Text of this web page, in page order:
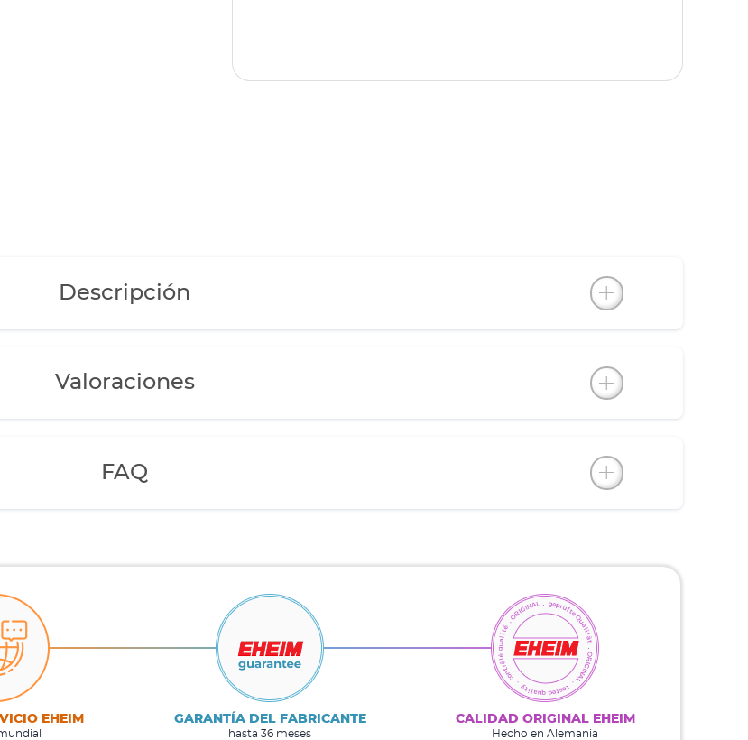
Descripción
Valoraciones
FAQ
EHEIM GARANTÍA DEL FABRICANTE
hasta 36 meses
CALIDAD ORIGINAL EHEIM
Hecho en Alemania